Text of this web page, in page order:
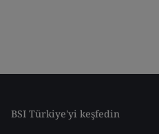
BSI Türkiye'yi keşfedin